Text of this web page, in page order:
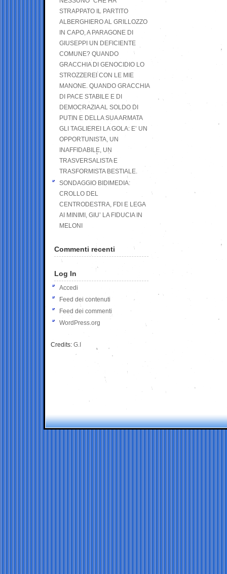
STRAPPATO IL PARTITO
ALBERGHIERO AL GRILLOZZO
IN CAPO, A PARAGONE DI
GIUSEPPI UN DEFICIENTE
COMUNE? QUANDO
GRACCHIA DI GENOCIDIO LO
STROZZEREI CON LE MIE
MANONE. QUANDO GRACCHIA
DI PACE STABILE E DI
DEMOCRAZIA AL SOLDO DI
PUTIN E DELLA SUA ARMATA
GLI TAGLIEREI LA GOLA: E’ UN
OPPORTUNISTA, UN
INAFFIDABILE, UN
TRASVERSALISTA E
TRASFORMISTA BESTIALE.
SONDAGGIO BIDIMEDIA:
CROLLO DEL
CENTRODESTRA, FDI E LEGA
AI MINIMI, GIU’ LA FIDUCIA IN
MELONI
Commenti recenti
Log In
Accedi
Feed dei contenuti
Feed dei commenti
WordPress.org
Credits: G.I